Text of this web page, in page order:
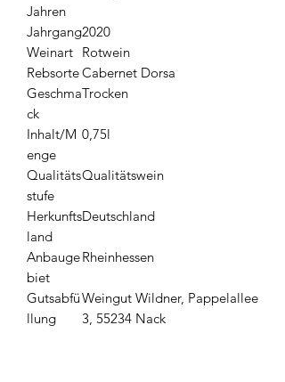
Jahren
Jahrgang2020
Weinart Rotwein
RebsorteCabernet Dorsa
Geschma
ck
Trocken
Inhalt/M
enge
0,75l
Qualitäts
stufe
Qualitätswein
Herkunfts
land
Deutschland
Anbauge
biet
Rheinhessen
Gutsabfü
llung
Weingut Wildner, Pappelallee
3, 55234 Nack